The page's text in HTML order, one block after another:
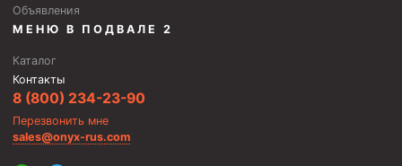
Магнитные ловители
Фрезеры арбузообразные
Фрезеры стартово-оконные
Печати свинцовые
Калибраторы расширители
Объявления
МЕНЮ В ПОДВАЛЕ 2
Каталог
Контакты
8 (800) 234-23-90
Перезвонить мне
sales@onyx-rus.com